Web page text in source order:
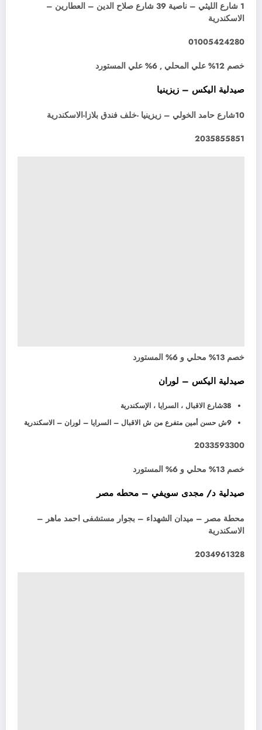
1 شارع الليثي – ناصية 39 شارع صلاح الدين – العطارين –
الاسكندرية
01005424280
خصم 12% علي المحلي , 6% علي المستورد
صيدلية اليكس – زيزينيا
10شارع حامد الخولي – زيزينيا -خلف فندق بلازا-الاسكندرية
2035855851
خصم 13% محلي و 6% المستورد
صيدلية اليكس – لوران
38شارع الاقبال ، السرايا ، الإسكندرية
9ش حسن أمين متفرع من ش الاقبال – السرايا – لوران – الاسكندرية
2033593300
خصم 13% محلي و 6% المستورد
صيدلية د/ مجدى سويفي – محطه مصر
محطة مصر – ميدان الشهداء – بجوار مستشفى احمد ماهر –
الاسكندرية
2034961328